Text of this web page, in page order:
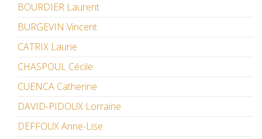
BOURDIER Laurent
BURGEVIN Vincent
CATRIX Laurie
CHASPOUL Cécile
CUENCA Catherine
DAVID-PIDOUX Lorraine
DEFFOUX Anne-Lise